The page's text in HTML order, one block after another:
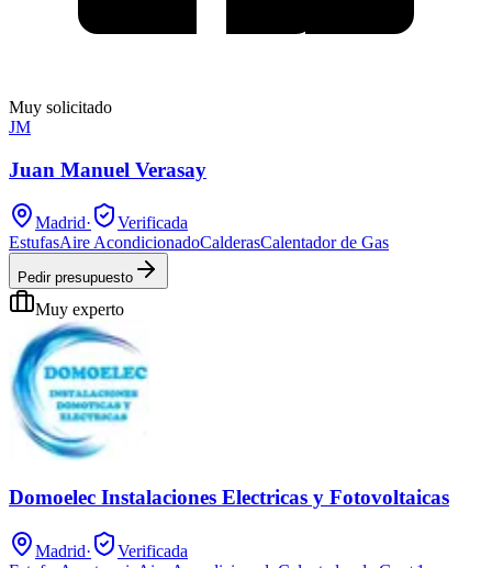
Muy solicitado
JM
Juan Manuel Verasay
Madrid·
Verificada
EstufasAire AcondicionadoCalderasCalentador de Gas
Pedir presupuesto
Muy experto
Domoelec Instalaciones Electricas y Fotovoltaicas
Madrid·
Verificada